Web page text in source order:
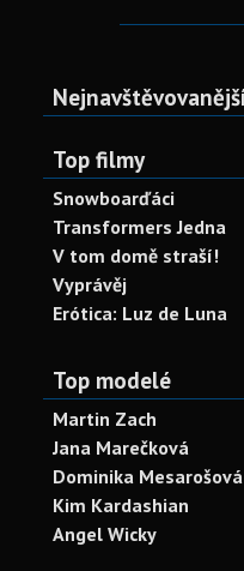
Top filmy
Snowboarďáci
Transformers Jedna
V tom domě straší!
Vyprávěj
Erótica: Luz de Luna
Top modelé
Martin Zach
Jana Marečková
Dominika Mesarošová
Kim Kardashian
Angel Wicky